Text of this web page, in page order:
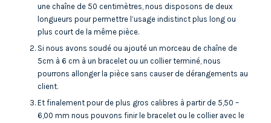
une chaîne de 50 centimètres, nous disposons de deux
longueurs pour permettre l’usage indistinct plus long ou
plus court de la même pièce.
Si nous avons soudé ou ajouté un morceau de chaîne de
5cm à 6 cm à un bracelet ou un collier terminé, nous
pourrons allonger la pièce sans causer de dérangements au
client.
Et finalement pour de plus gros calibres à partir de 5,50 –
6,00 mm nous pouvons finir le bracelet ou le collier avec le